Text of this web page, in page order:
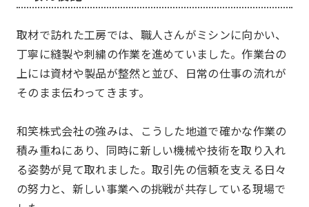
Contact us
取材で訪れた工房では、職人さんがミシンに向かい、
丁寧に縫製や刺繍の作業を進めていました。作業台の
上には資材や製品が整然と並び、日常の仕事の流れが
そのまま伝わってきます。
和笑株式会社の強みは、こうした地道で確かな作業の
積み重ねにあり、同時に新しい機械や技術を取り入れ
る姿勢が見て取れました。取引先の信頼を支える日々
の努力と、新しい事業への挑戦が共存している現場で